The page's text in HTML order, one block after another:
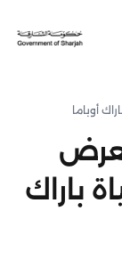
" يستعرض
باراك